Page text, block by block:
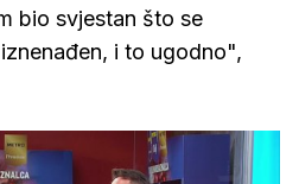
bio svjestan što se
i to ugodno",